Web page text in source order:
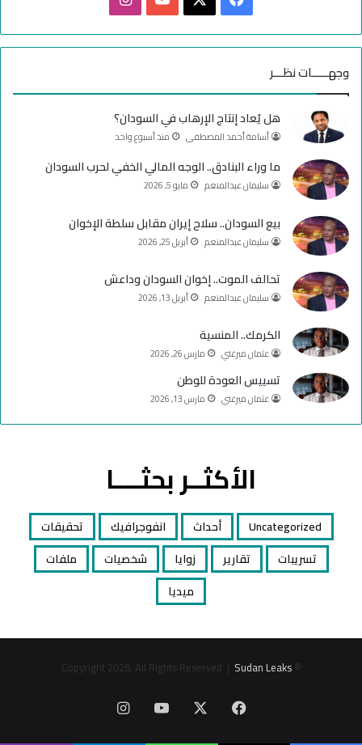
ي
ب
و
ك
X
Y
u
T
u
b
e
ن
ت
ق
م
وجهـــــات نظـــر
هل يُعاد إنتاج الإرهاب في السودان؟
أسامة أحمد المصطفى منذ أسبوع واحد
ما وراء البنادق.. الوجه المالي الخفي لحرب السودان
سليمان عبدالمنعم مايو 5, 2026
بيع السودان.. سلاح إيران مقابل سلطة الإخوان
سليمان عبدالمنعم أبريل 25, 2026
تحالف الموت.. إخوان السودان وداعش
سليمان عبدالمنعم أبريل 13, 2026
الكرمك.. المنسية
عثمان ميرغني مارس 26, 2026
تسييس العودة للوطن
عثمان ميرغني مارس 13, 2026
الأكثــر بحثــــا
Uncategorized أحداث انفوجرافيك
تحقيقات
تسريبات
تقارير زوايا شخصيات
ملفات
ميديا
© Copyright 2026, All Rights Reserved |
Sudan Leaks
فيسبوك ‫YouTube